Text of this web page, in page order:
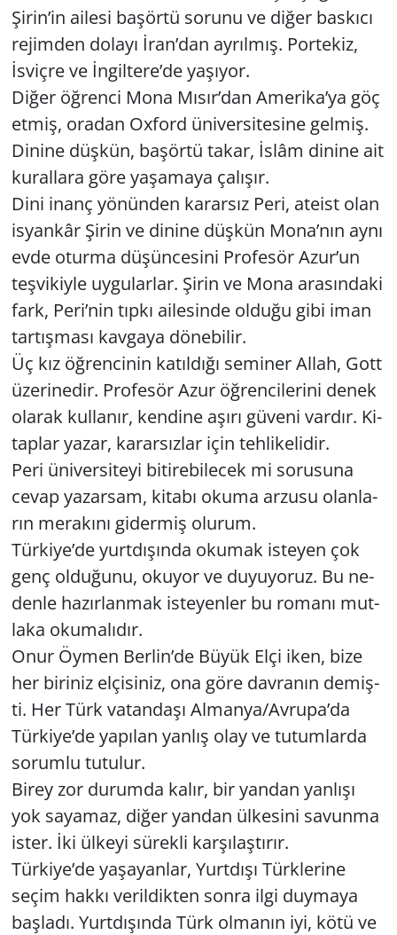
Şirin’in aile­si ba­şör­tü so­ru­nu ve diğer bas­kı­cı
re­jim­den do­la­yı İran’dan ay­rıl­mış. Por­te­kiz,
İsviç­re ve İngil­te­re’de ya­şı­yor.
Diğer öğ­ren­ci Mona Mısır’dan Ame­ri­ka’ya göç
etmiş, ora­dan Ox­ford üni­ver­si­te­si­ne gel­miş.
Di­ni­ne düş­kün, ba­şör­tü takar, İslâm di­ni­ne ait
ku­ral­la­ra göre ya­şa­ma­ya ça­lı­şır.
Dini inanç yö­nün­den ka­rar­sız Peri, ate­ist olan
is­yan­kâr Şirin ve di­ni­ne düş­kün Mona’nın aynı
evde otur­ma dü­şün­ce­si­ni Pro­fe­sör Azur’un
teş­vi­kiy­le uy­gu­lar­lar. Şirin ve Mona ara­sın­da­ki
fark, Peri’nin tıpkı aile­sin­de ol­du­ğu gibi iman
tar­tış­ma­sı kav­ga­ya dö­ne­bi­lir.
Üç kız öğ­ren­ci­nin ka­tıl­dı­ğı se­mi­ner Allah, Gott
üze­ri­ne­dir. Pro­fe­sör Azur öğ­ren­ci­le­ri­ni denek
ola­rak kul­la­nır, ken­di­ne aşırı gü­ve­ni var­dır. Ki­
tap­lar yazar, ka­rar­sız­lar için teh­li­ke­li­dir.
Peri üni­ver­si­te­yi bi­ti­re­bi­lecek mi so­ru­su­na
cevap ya­zar­sam, ki­ta­bı okuma ar­zu­su olan­la­
rın me­ra­kı­nı gi­der­miş olu­rum.
Tür­ki­ye’de yurt­dı­şın­da oku­mak is­te­yen çok
genç ol­du­ğu­nu, oku­yor ve du­yu­yo­ruz. Bu ne­
den­le ha­zır­lan­mak is­te­yen­ler bu ro­ma­nı mut­
la­ka oku­ma­lı­dır.
Onur Öymen Ber­lin’de Büyük Elçi iken, bize
her bi­ri­niz el­çi­si­niz, ona göre dav­ra­nın de­miş­
ti. Her Türk va­tan­da­şı Al­man­ya/Av­ru­pa’da
Tür­ki­ye’de ya­pı­lan yan­lış olay ve tu­tum­lar­da
so­rum­lu tu­tu­lur.
Birey zor du­rum­da kalır, bir yan­dan yan­lı­şı
yok sa­ya­maz, diğer yan­dan ül­ke­si­ni sa­vun­ma
ister. İki ül­ke­yi sü­rek­li kar­şı­laş­tı­rır.
Tür­ki­ye’de ya­şa­yan­lar, Yurt­dı­şı Türk­le­ri­ne
seçim hakkı ve­ril­dik­ten sonra ilgi duy­ma­ya
baş­la­dı. Yurt­dı­şın­da Türk ol­ma­nın iyi, kötü ve